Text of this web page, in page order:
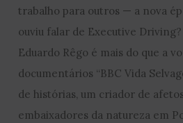
trabalho para outros — a nova
ouviu falar de Executive
Eduardo Rêgo é mais do que a
documentários “BBC Vida
de histórias, um criador de
embaixadores da natureza em